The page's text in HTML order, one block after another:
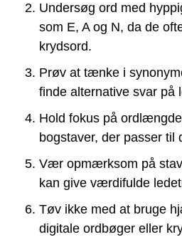
Undersøg ord med
som E, A og N, da de
krydsord.
Prøv at tænke i
finde alternative svar på
Hold fokus på
bogstaver, der passer til
Vær opmærksom på
kan give værdifulde
Tøv ikke med at bruge
digitale ordbøger eller